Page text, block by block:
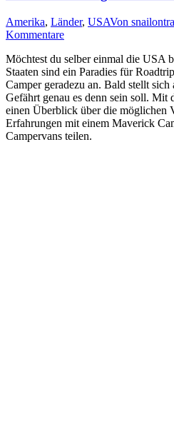
Amerika, Länder, USAVon
Kommentare
Möchtest du selber einmal die USA
Staaten sind ein Paradies für
Camper geradezu an. Bald stellt sich
Gefährt genau es denn sein soll. Mit
einen Überblick über die möglichen
Erfahrungen mit einem Maverick
Campervans teilen.